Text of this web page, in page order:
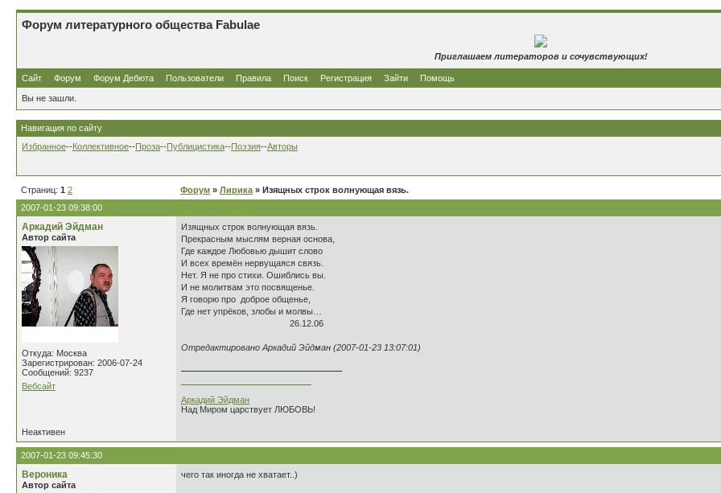
Форум литературного общества Fabulae
Приглашаем литераторов и сочувствующих!
Сайт Форум Форум Дебюта Пользователи Правила Поиск Регистрация Зайти Помощь
Вы не зашли.
Навигация по сайту
Избранное--Коллективное--Проза--Публицистика--Поэзия--Авторы
Страниц: 1 2 Форум » Лирика » Изящных строк волнующая вязь.
2007-01-23 09:38:00
Аркадий Эйдман
Автор сайта
Откуда: Москва
Зарегистрирован: 2006-07-24
Сообщений: 9237
Вебсайт
Изящных строк волнующая вязь.
Прекрасным мыслям верная основа,
Где каждое Любовью дышит слово
И всех времён нервущаяся связь.
Нет. Я не про стихи. Ошиблись вы.
И не молитвам это посвященье.
Я говорю про доброе общенье,
Где нет упрёков, злобы и молвы…
26.12.06
Отредактировано Аркадий Эйдман (2007-01-23 13:07:01)
Аркадий Эйдман
Над Миром царствует ЛЮБОВЬ!
Неактивен
2007-01-23 09:45:30
Вероника
Автор сайта
чего так иногда не хватает..)